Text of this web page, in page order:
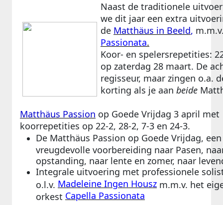
Naast de traditionele
we dit jaar een extra
de Matthäus in Beeld,
Passionata.
Koor- en spelersrepetities:
op zaterdag 28 maart. De
regisseur, maar zingen o.a.
korting als je aan beide
Matthäus Passion op Goede Vrijdag 3 april met
koorrepetities op 22-2, 28-2, 7-3 en 24-3.
De Matthäus Passion op Goede Vrijdag,
vreugdevolle voorbereiding naar Pasen,
opstanding, naar lente en zomer, naar
Integrale uitvoering met professionele
o.l.v. Madeleine Ingen Housz m.m.v. het
orkest Capella Passionata